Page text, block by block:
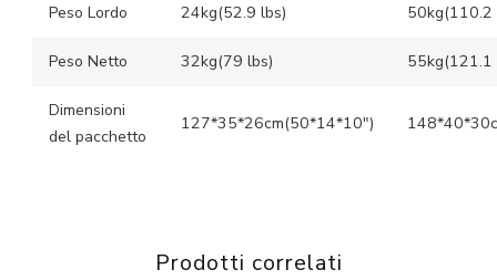
Peso Lordo 24kg(52.9 lbs) 50kg(110.2
Peso Netto 32kg(79 lbs) 55kg(121.1
Dimensioni
del pacchetto
127*35*26cm(50*14*10″)
Prodotti correlati